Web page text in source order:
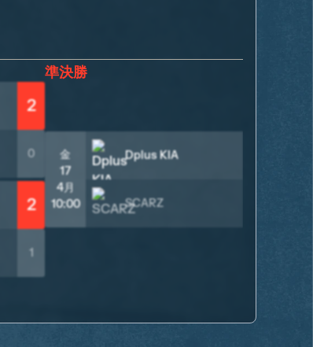
2
0
2
1
準決勝
金
17
4月
10:00
Dplus KIA
SCARZ